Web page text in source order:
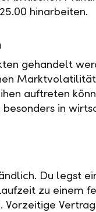
hinarbeiten.
gehandelt
auftreten
in
Du legst
zu einem
Vorzeitige